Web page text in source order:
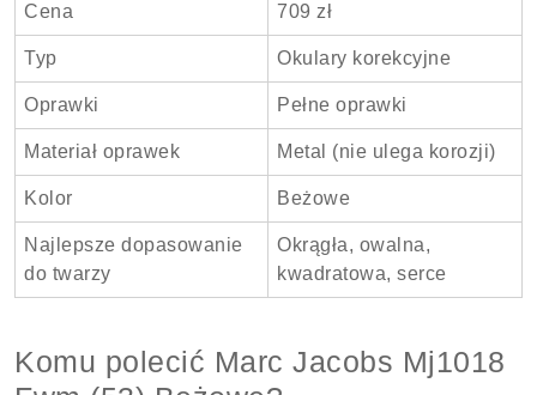
Cena 709 zł
Typ Okulary korekcyjne
Oprawki Pełne oprawki
Materiał oprawek Metal (nie ulega korozji)
Kolor Beżowe
Najlepsze dopasowanie
do twarzy
Okrągła, owalna,
kwadratowa, serce
Komu polecić Marc Jacobs Mj1018